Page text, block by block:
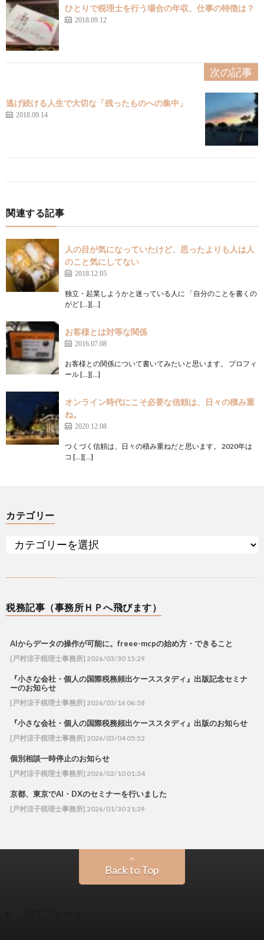
ひとりで税理士を行う場合の年収、仕事の特徴は？
2018.09.12
次の記事
逃げ続ける人生で大切な「残ったものへの集中」
2018.09.14
関連する記事
人の目が気になっていたけど、思ったよりも人は人
のこと気にしてない
2018.12.05
独立・起業しようかと迷っている人に 「自分のことを書くの
がど […][…]
お客様とは対等な関係
2016.07.08
お客様との関係について書いてみたいと思います。 プロフィ
ール […][…]
オンライン時代にこそ必要な信頼は、日々の積み重
ね。
2020.12.08
つくづく信頼は、日々の積み重ねだと思います。 2020年は
コ […][…]
カテゴリー
税務記事（事務所ＨＰへ飛びます）
AIからデータの操作が可能に。freee-mcpの始め方・できること
[戸村涼子税理士事務所] 2026/03/30 15:29
『小さな会社・個人の国際税務頻出ケーススタディ』出版記念セミナ
ーのお知らせ
[戸村涼子税理士事務所] 2026/03/16 06:58
『小さな会社・個人の国際税務頻出ケーススタディ』出版のお知らせ
[戸村涼子税理士事務所] 2026/03/04 05:52
個別相談一時停止のお知らせ
[戸村涼子税理士事務所] 2026/02/10 01:34
京都、東京でAI・DXのセミナーを行いました
[戸村涼子税理士事務所] 2026/01/30 21:39
Back to Top